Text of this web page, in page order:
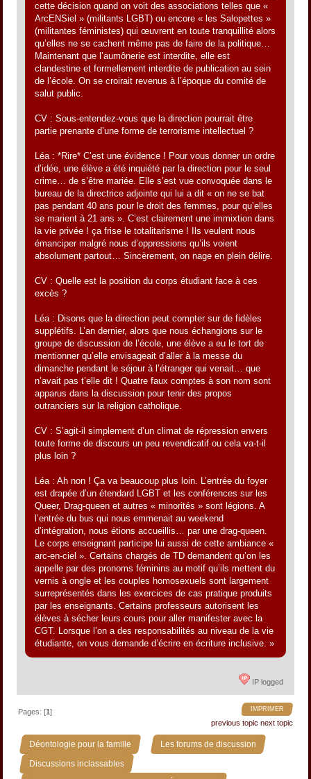
cette décision quand on voit des associations telles que «
ArcENSiel » (militants LGBT) ou encore « les Salopettes »
(militantes féministes) qui œuvrent en toute tranquillité alors
qu’elles ne se cachent même pas de faire de la politique…
Maintenant que l’aumônerie est interdite, elle est
clandestine et formellement interdite de publication au sein
de l’école. On se croirait revenus à l’époque du comité de
salut public.
CV : Sous-entendez-vous que la direction pourrait être
partie prenante d’une forme de terrorisme intellectuel ?
Léa : *Rire* C’est une évidence ! Pour vous donner un ordre
d’idée, une élève a été inquiété par la direction pour le seul
crime… de s’être mariée. Elle s’est vue convoquée dans le
bureau de la directrice adjointe qui lui a dit « on ne se bat
pas pendant 40 ans pour le droit des femmes, pour qu’elles
se marient à 21 ans ». C’est clairement une immixtion dans
la vie privée ! ça frise le totalitarisme ! Ils veulent nous
émanciper malgré nous d’oppressions qu’ils voient
absolument partout… Sincèrement, on nage en plein délire.
CV : Quelle est la position du corps étudiant face à ces
excès ?
Léa : Disons que la direction peut compter sur de fidèles
supplétifs. L’an dernier, alors que nous échangions sur le
groupe de discussion de l’école, une élève a eu le tort de
mentionner qu’elle envisageait d’aller à la messe du
dimanche pendant le séjour à l’étranger qui venait… que
n’avait pas t’elle dit ! Quatre faux comptes à son nom sont
apparus dans la discussion pour tenir des propos
outranciers sur la religion catholique.
CV : S’agit-il simplement d’un climat de répression envers
toute forme de discours un peu revendicatif ou cela va-t-il
plus loin ?
Léa : Ah non ! Ça va beaucoup plus loin. L’entrée du foyer
est drapée d’un étendard LGBT et les conférences sur les
Queer, Drag-queen et autres « minorités » sont légions. A
l’entrée du bus qui nous emmenait au weekend
d’intégration, nous étions accueillis… par une drag-queen.
Le corps enseignant participe lui aussi de cette ambiance «
arc-en-ciel ». Certains chargés de TD demandent qu’on les
appelle par des pronoms féminins au motif qu’ils mettent du
vernis à ongle et les couples homosexuels sont largement
surreprésentés dans les exercices de cas pratique produits
par les enseignants. Certains professeurs autorisent les
élèves à sécher leurs cours pour aller manifester avec la
CGT. Lorsque l’on a des responsabilités au niveau de la vie
étudiante, on vous demande d’écrire en écriture inclusive. »
IP logged
IMPRIMER
Pages: [1]
previous topic next topic
Déontologie pour la famille » Les forums de discussion »
Discussions inclassables »